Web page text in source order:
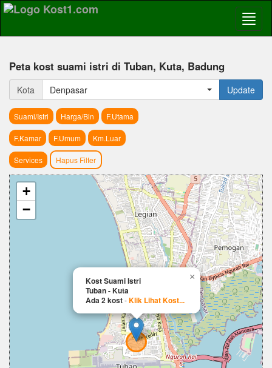
Peta kost suami istri di Tuban, Kuta, Badung
Kota Denpasar Update
Suami/Istri Harga/Bln F.Utama
F.Kamar F.Umum Km.Luar
Services Hapus Filter
Kost Suami Istri
Tuban - Kuta
Ada 2 kost-Klik Lihat Kost...
×
+
−